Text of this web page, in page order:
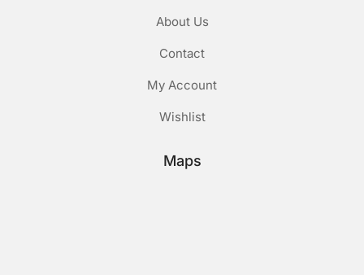
About Us
Contact
My Account
Wishlist
Maps